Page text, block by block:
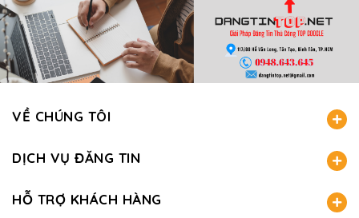
VỀ CHÚNG TÔI
DỊCH VỤ ĐĂNG TIN
HỖ TRỢ KHÁCH HÀNG